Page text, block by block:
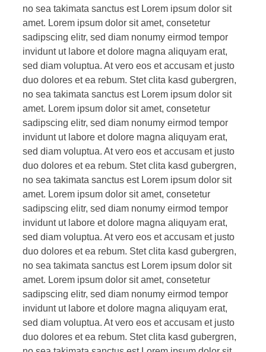
no sea takimata sanctus est Lorem ipsum dolor sit
amet. Lorem ipsum dolor sit amet, consetetur
sadipscing elitr, sed diam nonumy eirmod tempor
invidunt ut labore et dolore magna aliquyam erat,
sed diam voluptua. At vero eos et accusam et justo
duo dolores et ea rebum. Stet clita kasd gubergren,
no sea takimata sanctus est Lorem ipsum dolor sit
amet. Lorem ipsum dolor sit amet, consetetur
sadipscing elitr, sed diam nonumy eirmod tempor
invidunt ut labore et dolore magna aliquyam erat,
sed diam voluptua. At vero eos et accusam et justo
duo dolores et ea rebum. Stet clita kasd gubergren,
no sea takimata sanctus est Lorem ipsum dolor sit
amet. Lorem ipsum dolor sit amet, consetetur
sadipscing elitr, sed diam nonumy eirmod tempor
invidunt ut labore et dolore magna aliquyam erat,
sed diam voluptua. At vero eos et accusam et justo
duo dolores et ea rebum. Stet clita kasd gubergren,
no sea takimata sanctus est Lorem ipsum dolor sit
amet. Lorem ipsum dolor sit amet, consetetur
sadipscing elitr, sed diam nonumy eirmod tempor
invidunt ut labore et dolore magna aliquyam erat,
sed diam voluptua. At vero eos et accusam et justo
duo dolores et ea rebum. Stet clita kasd gubergren,